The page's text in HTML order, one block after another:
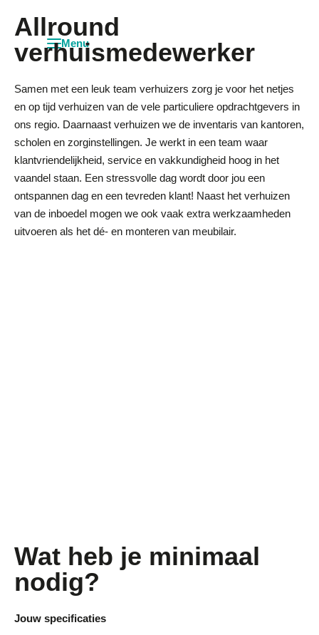
Allround
verhuismedewerker
Samen met een leuk team verhuizers zorg je voor het netjes
en op tijd verhuizen van de vele particuliere opdrachtgevers in
ons regio. Daarnaast verhuizen we de inventaris van kantoren,
scholen en zorginstellingen. Je werkt in een team waar
klantvriendelijkheid, service en vakkundigheid hoog in het
vaandel staan. Een stressvolle dag wordt door jou een
ontspannen dag en een tevreden klant! Naast het verhuizen
van de inboedel mogen we ook vaak extra werkzaamheden
uitvoeren als het dé- en monteren van meubilair.
Wat heb je minimaal
nodig?
Jouw specificaties